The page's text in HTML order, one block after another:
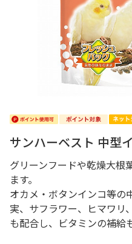
サンハーベスト 中型
グリーンフードや乾燥大根
ます。
オカメ・ボタンインコ等の
実、サフラワー、ヒマワリ
も配合し、ビタミンの補給